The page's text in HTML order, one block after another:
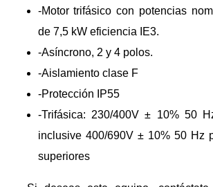
-Motor trifásico con potencias
de 7,5 kW eficiencia IE3.
-Asíncrono, 2 y 4 polos.
-Aislamiento clase F
-Protección IP55
-Trifásica: 230/400V ± 10% 50
inclusive 400/690V ± 10% 50 Hz
superiores